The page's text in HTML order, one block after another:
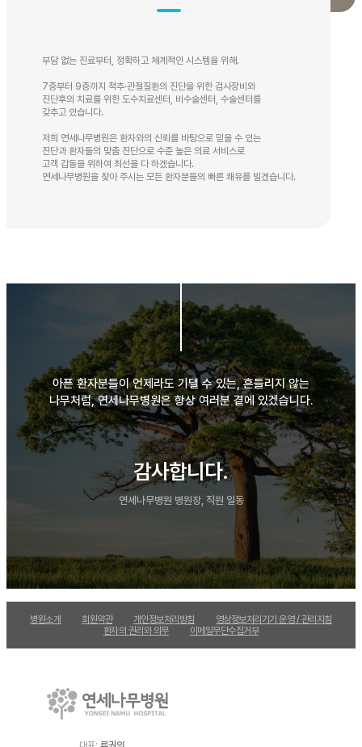
부담 없는 진료부터, 정확하고 체계적인 시스템을 위해.
7층부터 9층까지 척추·관절질환의 진단을 위한 검사장비와
진단후의 치료를 위한 도수치료센터, 비수술센터, 수술센터를
갖추고 있습니다.
저희 연세나무병원은 환자와의 신뢰를 바탕으로 믿을 수 있는
진단과 환자들의 맞춤 진단으로 수준 높은 의료 서비스로
고객 감동을 위하여 최선을 다 하겠습니다.
연세나무병원을 찾아 주시는 모든 환자분들의 빠른 쾌유를 빌겠습니다.
아픈 환자분들이 언제라도 기댈 수 있는, 흔들리지 않는
나무처럼, 연세나무병원은 항상 여러분 곁에 있겠습니다.
감사합니다.
연세나무병원 병원장, 직원 일동
병원소개 회원약관 개인정보처리방침
영상정보처리기기 운영 / 관리지침
환자의 권리와 의무
이메일무단수집거부